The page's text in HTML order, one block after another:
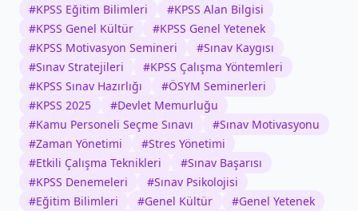
#KPSS Eğitim Bilimleri #KPSS Alan Bilgisi
#KPSS Genel Kültür #KPSS Genel Yetenek
#KPSS Motivasyon Semineri #Sınav Kaygısı
#Sınav Stratejileri #KPSS Çalışma Yöntemleri
#KPSS Sınav Hazırlığı #ÖSYM Seminerleri
#KPSS 2025 #Devlet Memurluğu
#Kamu Personeli Seçme Sınavı #Sınav Motivasyonu
#Zaman Yönetimi #Stres Yönetimi
#Etkili Çalışma Teknikleri #Sınav Başarısı
#KPSS Denemeleri #Sınav Psikolojisi
#Eğitim Bilimleri #Genel Kültür #Genel Yetenek